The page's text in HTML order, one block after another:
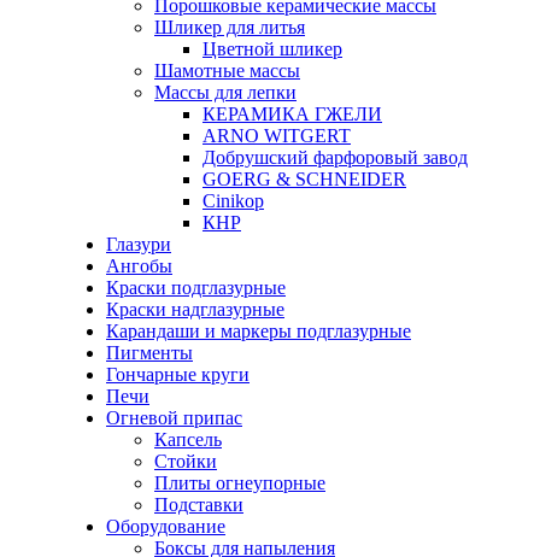
Порошковые керамические массы
Шликер для литья
Цветной шликер
Шамотные массы
Массы для лепки
КЕРАМИКА ГЖЕЛИ
ARNO WITGERT
Добрушский фарфоровый завод
GOERG & SCHNEIDER
Cinikop
КНР
Глазури
Ангобы
Краски подглазурные
Краски надглазурные
Карандаши и маркеры подглазурные
Пигменты
Гончарные круги
Печи
Огневой припас
Капсель
Стойки
Плиты огнеупорные
Подставки
Оборудование
Боксы для напыления